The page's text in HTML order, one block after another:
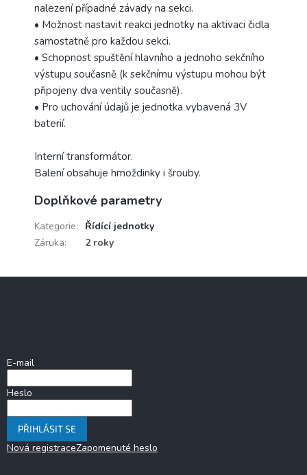
nalezení případné závady na sekci.
• Možnost nastavit reakci jednotky na aktivaci čidla
samostatně pro každou sekci.
• Schopnost spuštění hlavního a jednoho sekčního
výstupu současně (k sekčnímu výstupu mohou být
připojeny dva ventily současně).
• Pro uchování údajů je jednotka vybavená 3V
baterií.
Interní transformátor.
Balení obsahuje hmoždinky i šrouby.
Doplňkové parametry
Kategorie:
Řídící jednotky
Záruka: 2 roky
E-mail
Heslo
PŘIHLÁSIT SE
Nová registraceZapomenuté heslo